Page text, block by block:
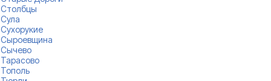
Столбцы
Сула
Сухорукие
Сыроевщина
Сычево
Тарасово
Тополь